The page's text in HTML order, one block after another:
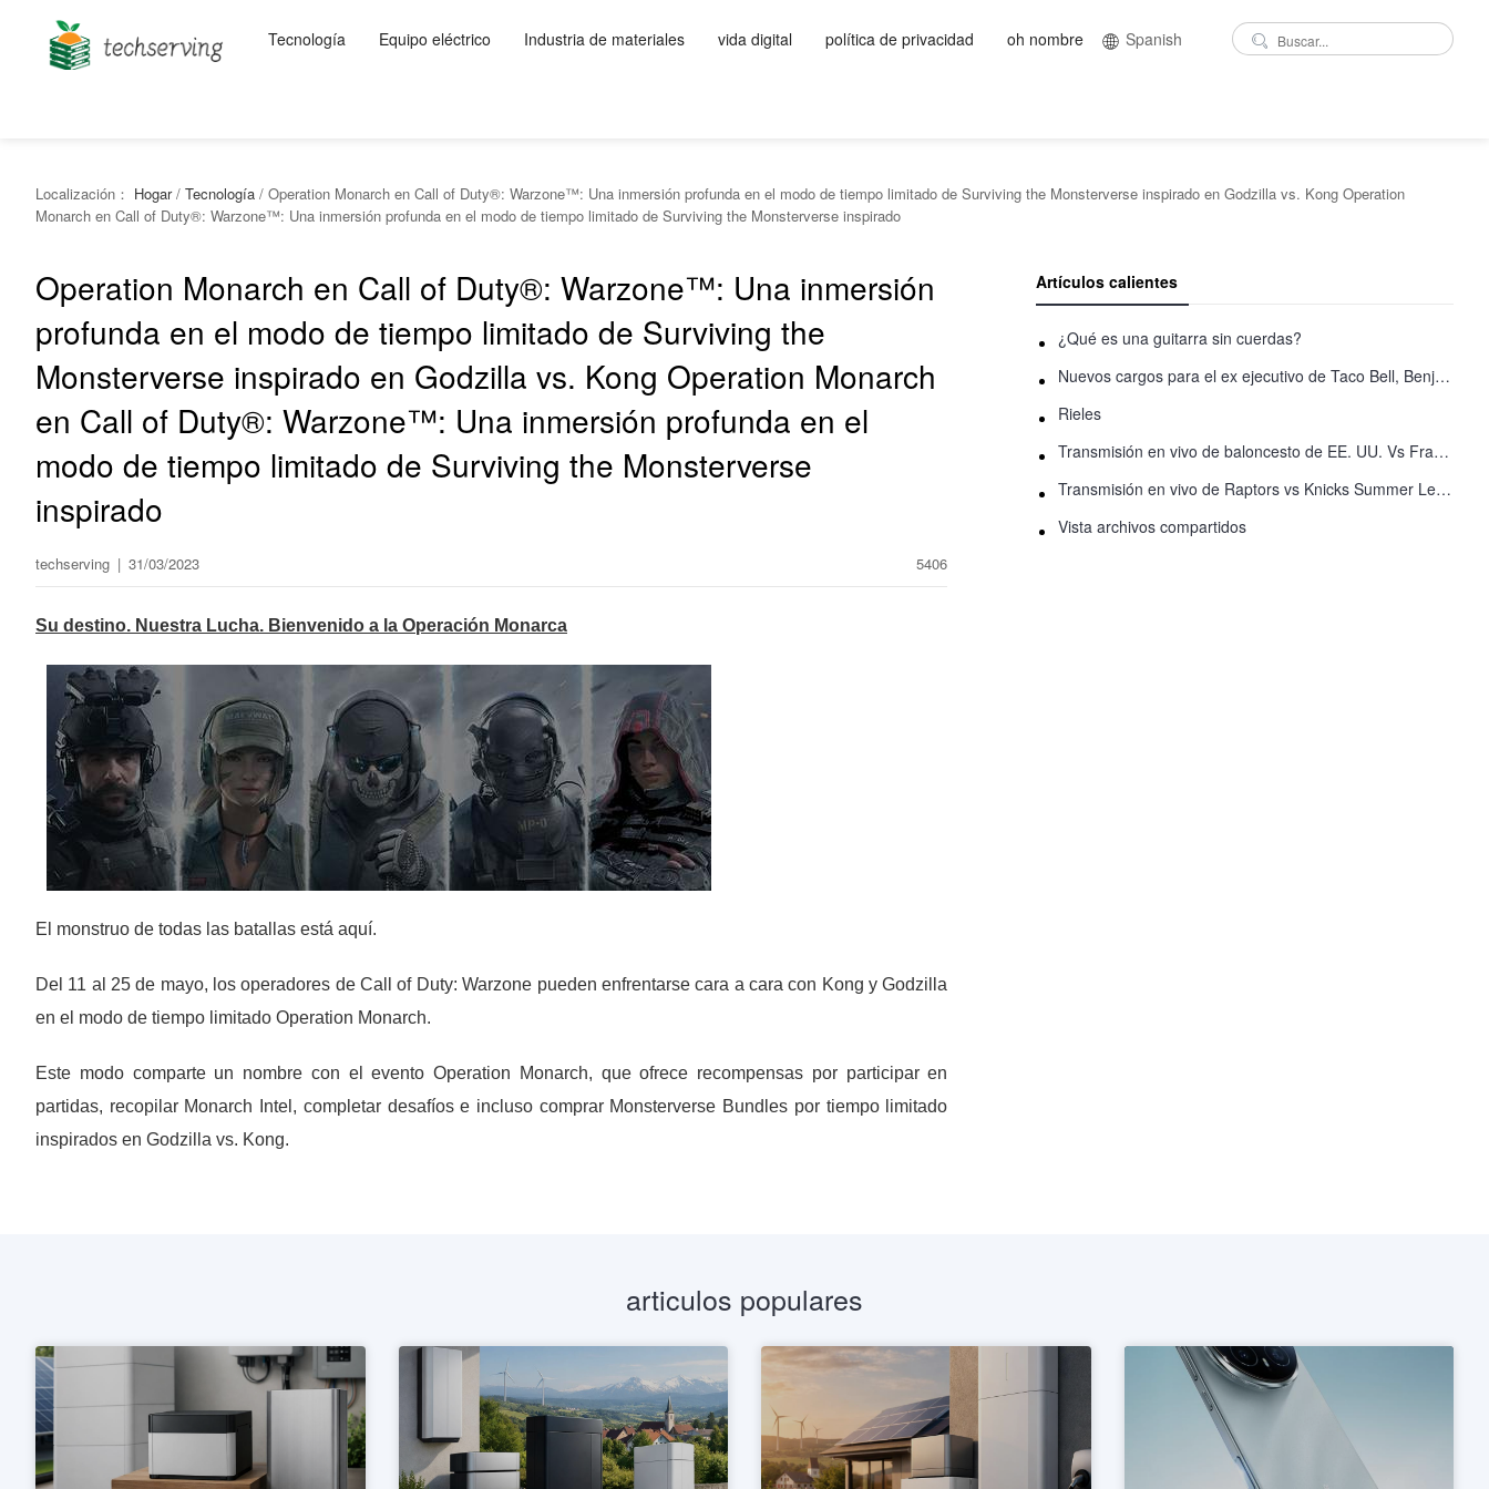
Tecnología Equipo eléctrico Industria de materiales vida digital política de privacidad oh nombre Spanish
Localización： Hogar / Tecnología / Operation Monarch en Call of Duty®: Warzone™: Una inmersión profunda en el modo de tiempo limitado de Surviving the Monsterverse inspirado en Godzilla vs. Kong Operation
Monarch en Call of Duty®: Warzone™: Una inmersión profunda en el modo de tiempo limitado de Surviving the Monsterverse inspirado
Operation Monarch en Call of Duty®: Warzone™: Una inmersión
profunda en el modo de tiempo limitado de Surviving the
Monsterverse inspirado en Godzilla vs. Kong Operation Monarch
en Call of Duty®: Warzone™: Una inmersión profunda en el
modo de tiempo limitado de Surviving the Monsterverse
inspirado
techserving | 31/03/2023 5406
Su destino. Nuestra Lucha. Bienvenido a la Operación Monarca
El monstruo de todas las batallas está aquí.
Del 11 al 25 de mayo, los operadores de Call of Duty: Warzone pueden enfrentarse cara a cara con Kong y Godzilla
en el modo de tiempo limitado Operation Monarch.
Este modo comparte un nombre con el evento Operation Monarch, que ofrece recompensas por participar en
partidas, recopilar Monarch Intel, completar desafíos e incluso comprar Monsterverse Bundles por tiempo limitado
inspirados en Godzilla vs. Kong.
Artículos calientes
¿Qué es una guitarra sin cuerdas?
Nuevos cargos para el ex ejecutivo de Taco Bell, Benjamin Golden, en una pelea con Uber
Rieles
Transmisión en vivo de baloncesto de EE. UU. Vs Francia: Cómo ver en línea
Transmisión en vivo de Raptors vs Knicks Summer League: Cómo ver
Vista archivos compartidos
articulos populares